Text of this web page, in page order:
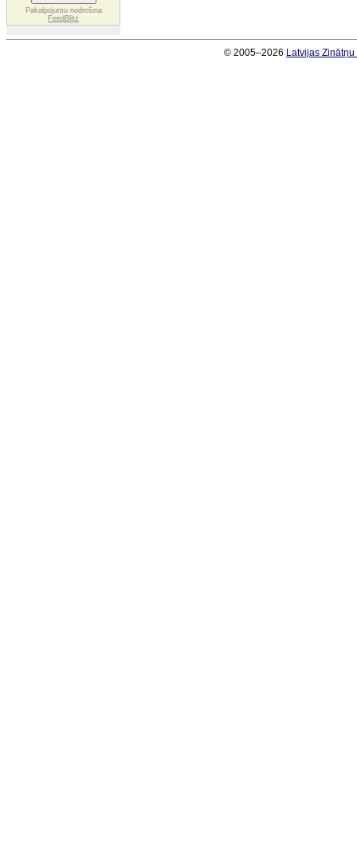
Pakalpojumu nodrošina
FeedBlitz
© 2005–2026 Latvijas